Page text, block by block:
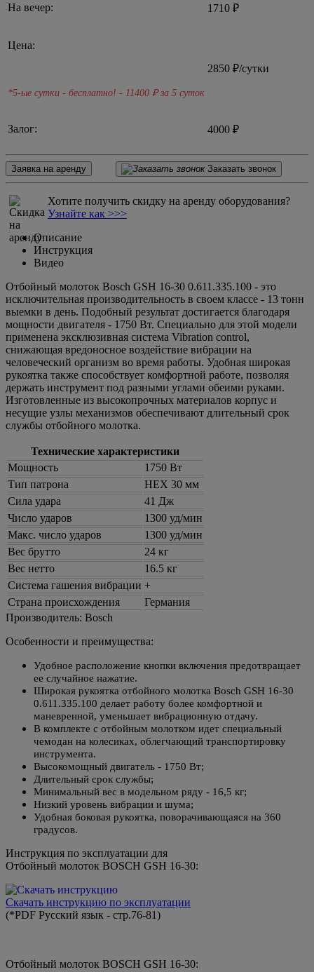
На вечер: 1710 ₽
Цена:
*5-ые сутки - бесплатно! - 11400 ₽ за 5 суток
2850 ₽/сутки
Залог: 4000 ₽
Заявка на аренду Заказать звонок
Хотите получить скидку на аренду оборудования?
Узнайте как >>>
Описание
Инструкция
Видео
Отбойный молоток Bosch GSH 16-30 0.611.335.100 - это
исключительная производительность в своем классе - 13 тонн
выемки в день. Подобный результат достигается благодаря
мощности двигателя - 1750 Вт. Специально для этой модели
применена эксклюзивная система Vibration control,
снижающая вредоносное воздействие вибрации на
человеческий организм во время работы. Удобная широкая
рукоятка также способствует комфортной работе, позволяя
держать инструмент под разными углами обеими руками.
Изготовленные из высокопрочных материалов корпус и
несущие узлы механизмов обеспечивают длительный срок
службы отбойного молотка.
Технические характеристики
Мощность
1750 Вт
Тип патрона
HEX 30 мм
Сила удара
41 Дж
Число ударов
1300 уд/мин
Макс. число ударов
1300 уд/мин
Вес брутто
24 кг
Вес нетто
16.5 кг
Система гашения вибрации +
Страна происхождения
Германия
Производитель: Bosch
Особенности и преимущества:
Удобное расположение кнопки включения предотвращает
ее случайное нажатие.
Широкая рукоятка отбойного молотка Bosch GSH 16-30
0.611.335.100 делает работу более комфортной и
маневренной, уменьшает вибрационную отдачу.
В комплекте с отбойным молотком идет специальный
чемодан на колесиках, облегчающий транспортировку
инструмента.
Высокомощный двигатель - 1750 Вт;
Длительный срок службы;
Минимальный вес в модельном ряду - 16,5 кг;
Низкий уровень вибрации и шума;
Удобная боковая рукоятка, поворачивающаяся на 360
градусов.
Инструкция по эксплуатации для
Отбойный молоток BOSCH GSH 16-30:
Скачать инструкцию по эксплуатации
(*PDF Русский язык - стр.76-81)
Отбойный молоток BOSCH GSH 16-30: